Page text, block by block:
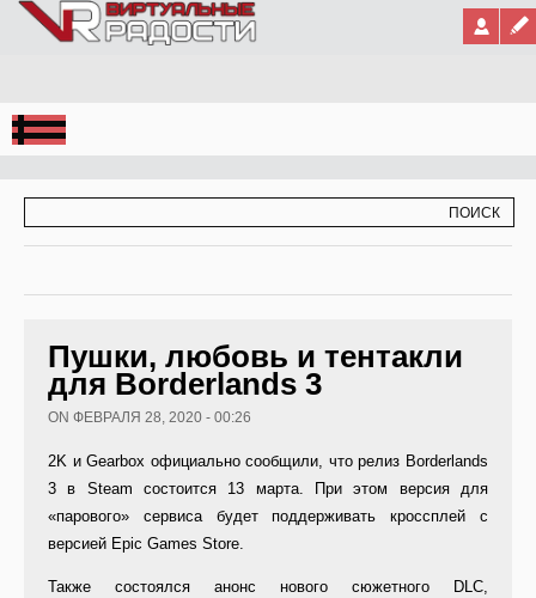
Jump to Navigation
Пушки, любовь и тентакли
для Borderlands 3
ON ФЕВРАЛЯ 28, 2020 - 00:26
2K и Gearbox официально сообщили, что релиз Borderlands
3 в Steam состоится 13 марта. При этом версия для
«парового» сервиса будет поддерживать кроссплей с
версией Epic Games Store.
Также состоялся анонс нового сюжетного DLC,